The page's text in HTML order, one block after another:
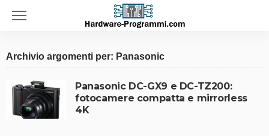
Archivio argomenti per: Panasonic
Panasonic DC-GX9 e DC-TZ200:
fotocamere compatta e mirrorless
4K